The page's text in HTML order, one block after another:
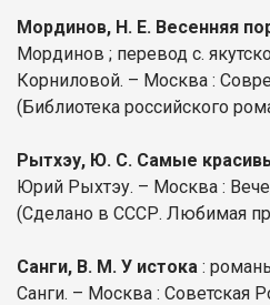
Мординов, Н. Е. Весенняя
Мординов ; перевод с.
Корниловой. – Москва :
(Библиотека российского
Рытхэу, Ю. С. Самые
Юрий Рыхтэу. – Москва :
(Сделано в СССР. Любимая
Санги, В. М. У истока :
Санги. – Москва : Советская